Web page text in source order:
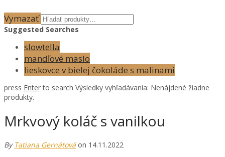
Vymazať
Suggested Searches
slowtella
mandľové maslo
lieskovce v bielej čokoláde s malinami
press Enterto search Výsledky vyhľadávania: Nenájdené žiadne
produkty.
Mrkvový koláč s vanilkou
By Tatiana Gernátová on 14.11.2022